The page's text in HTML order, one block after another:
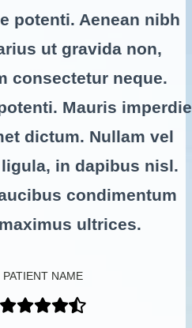
potenti. Aenean nibh
ut gravida non,
consectetur neque.
Mauris
dictum. Nullam vel
in dapibus nisl.
condimentum
ultrices.
PATIENT NAME